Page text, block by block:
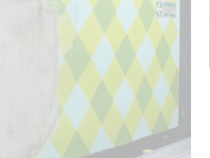
Línea Mitre: dieron oficialmente
de baja la construcción de la
estación Nordelta